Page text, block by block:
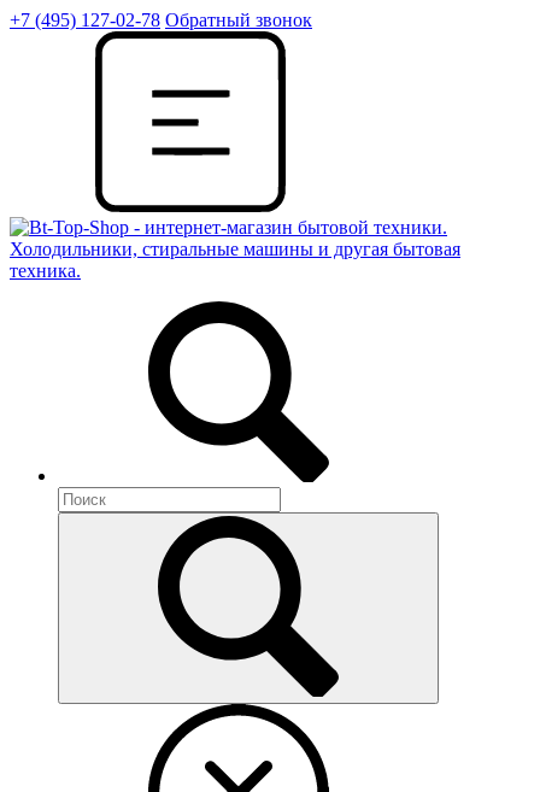
+7 (495) 127-02-78 Обратный звонок